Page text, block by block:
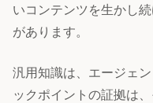
いコンテンツを生かし
があります。
汎用知識は、エージェ
ックポイントの証拠は